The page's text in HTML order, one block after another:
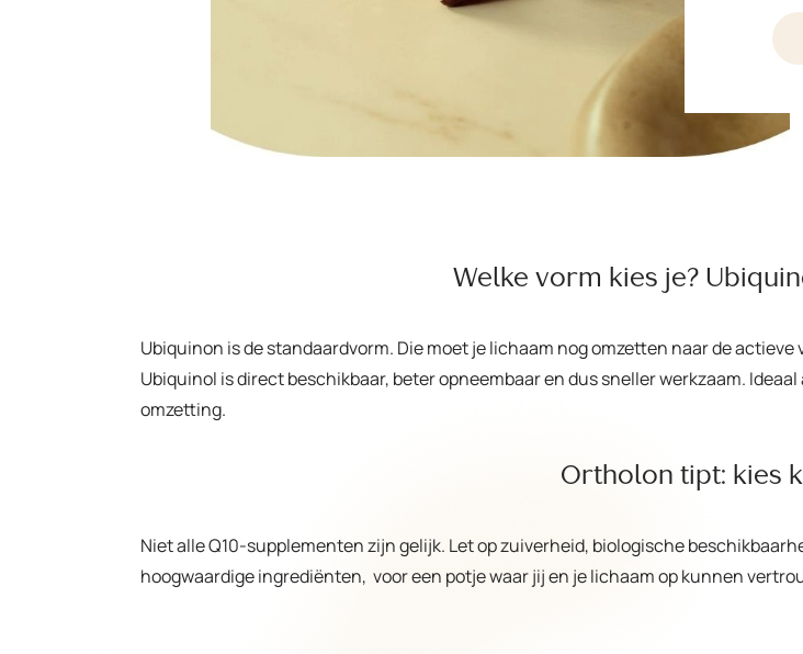
Welke vorm kies je?
Ubiquinon is de standaardvorm. Die moet je lichaam nog omzetten naar de actieve
Ubiquinol is direct beschikbaar, beter opneembaar en dus sneller werkzaam.
omzetting.
Ortholon tipt: kies
Niet alle Q10-supplementen zijn gelijk. Let op zuiverheid, biologische
hoogwaardige ingrediënten, voor een potje waar jij en je lichaam op kunnen